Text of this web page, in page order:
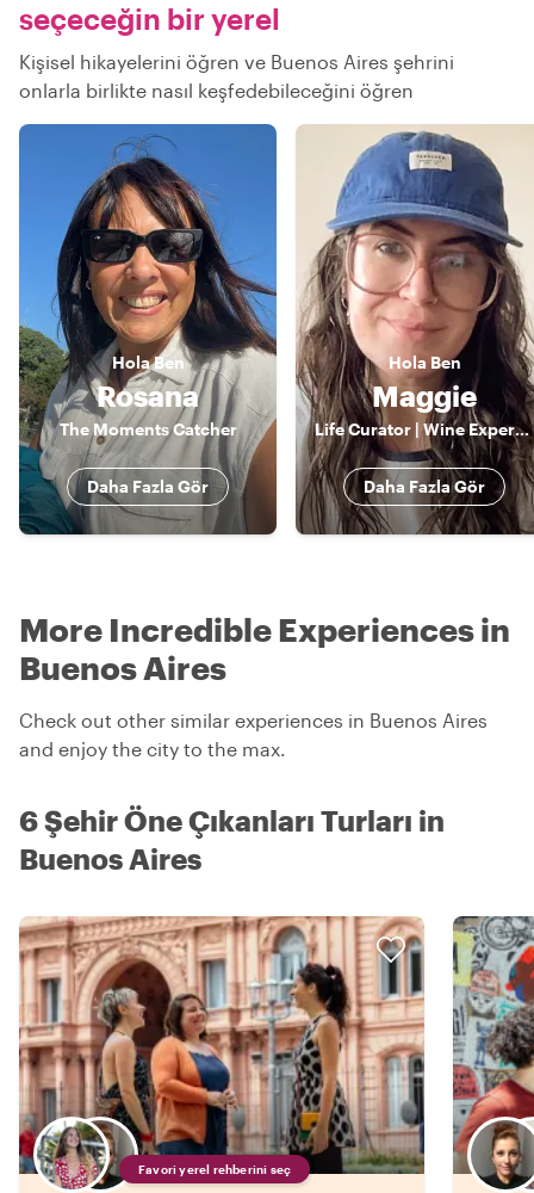
seçeceğin bir yerel
Kişisel hikayelerini öğren ve Buenos Aires şehrini
onlarla birlikte nasıl keşfedebileceğini öğren
HolaBen
Rosana
The Moments Catcher
Daha Fazla Gör
Hola Ben
Maggie
Life Curator | Wine Expert & Pro Photographer | Crafting Tailor-Made Experiences with a Passion for Culture and Hidden Gems
Daha Fazla Gör
More Incredible Experiences in
Buenos Aires
Check out other similar experiences in Buenos Aires
and enjoy the city to the max.
6 Şehir Öne Çıkanları Turları in
Buenos Aires
Favori yerel rehberini seç